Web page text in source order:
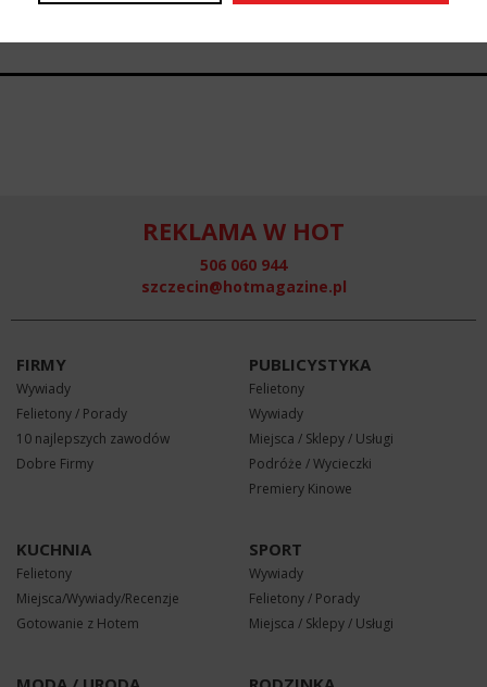
REKLAMA W HOT
506 060 944
szczecin@hotmagazine.pl
FIRMY
Wywiady
Felietony / Porady
10 najlepszych zawodów
Dobre Firmy
PUBLICYSTYKA
Felietony
Wywiady
Miejsca / Sklepy / Usługi
Podróże / Wycieczki
Premiery Kinowe
KUCHNIA
Felietony
Miejsca/Wywiady/Recenzje
Gotowanie z Hotem
SPORT
Wywiady
Felietony / Porady
Miejsca / Sklepy / Usługi